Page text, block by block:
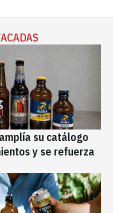
su catálogo
y se refuerza